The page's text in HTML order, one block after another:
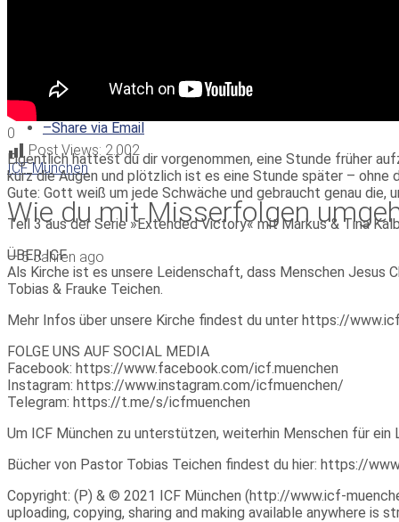
0
Post Views: 2.002
ICF München
Wie du mit Misserfolgen
— 5 Jahren ago
Share on Twitter
–Share on Facebook
–Share via Email
Eigentlich hattest du dir vorgenommen, eine Stunde früher
kurz die Augen und plötzlich ist es eine Stunde später –
Gute: Gott weiß um jede Schwäche und gebraucht genau die,
Teil 3 aus der Serie »Extended Victory« mit Markus & Tina
ÜBER ICF
Als Kirche ist es unsere Leidenschaft, dass Menschen Jesus
Tobias & Frauke Teichen.
Mehr Infos über unsere Kirche findest du unter https://
FOLGE UNS AUF SOCIAL MEDIA
Facebook: https://www.facebook.com/icf.muenchen
Instagram: https://www.instagram.com/icfmuenchen/
Telegram: https://t.me/s/icfmuenchen
Um ICF München zu unterstützen, weiterhin Menschen für
Bücher von Pastor Tobias Teichen findest du hier: https://
Copyright: (P) & © 2021 ICF München (http://www.icf-
uploading, copying, sharing and making available anywhere is